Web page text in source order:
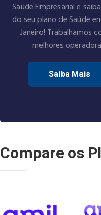
Saúde Empresarial e
do seu plano de Saúde
Janeiro! Trabalhamos
melhores
Saiba Mais
Compare os